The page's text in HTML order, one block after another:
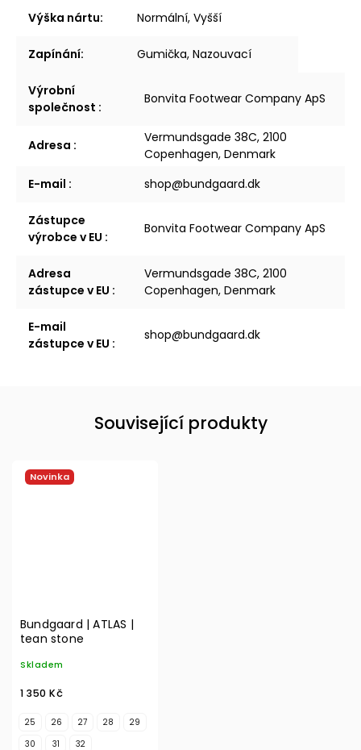
Výška nártu: Normální, Vyšší
Zapínání: Gumička, Nazouvací
Výrobní
společnost :
Bonvita Footwear Company ApS
Adresa :
Vermundsgade 38C, 2100
Copenhagen, Denmark
E-mail : shop@bundgaard.dk
Zástupce
výrobce v EU :
Bonvita Footwear Company ApS
Adresa
zástupce v EU :
Vermundsgade 38C, 2100
Copenhagen, Denmark
E-mail
zástupce v EU :
shop@bundgaard.dk
Související produkty
Novinka
Bundgaard | ATLAS |
tean stone
Skladem
1 350 Kč
25 26 27 28 29
30 31 32